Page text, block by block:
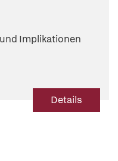
Implikationen
Details